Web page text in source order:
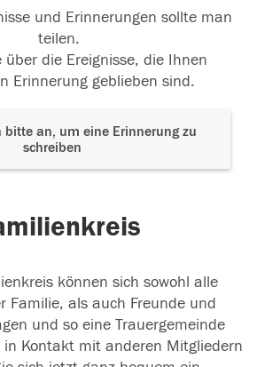
und Erinnerungen sollte man
teilen.
über die Ereignisse, die Ihnen
Erinnerung geblieben sind.
bitte an, um eine Erinnerung zu
schreiben
können sich sowohl alle
Familie, als auch Freunde und
und so eine Trauergemeinde
in Kontakt mit anderen Mitgliedern